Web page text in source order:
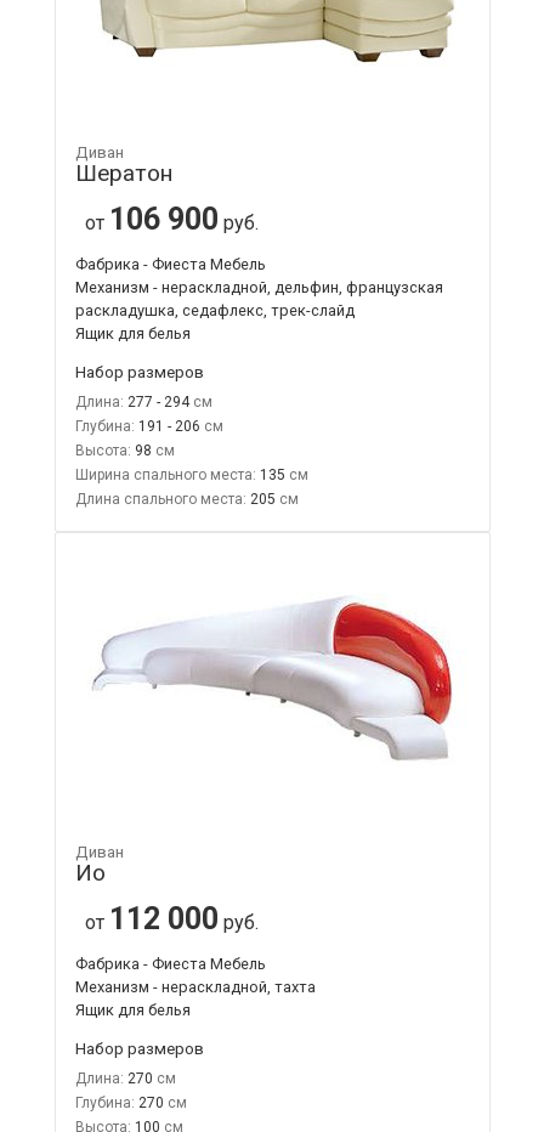
Диван
Шератон
от 106 900 руб.
Фабрика - Фиеста Мебель
Механизм - нераскладной, дельфин, французская
раскладушка, седафлекс, трек-слайд
Ящик для белья
Набор размеров
Длина: 277 - 294
Глубина: 191 - 206
Высота: 98
Ширина спального места: 135
Длина спального места: 205
Диван
Ио
от 112 000 руб.
Фабрика - Фиеста Мебель
Механизм - нераскладной, тахта
Ящик для белья
Набор размеров
Длина: 270
Глубина: 270
Высота: 100